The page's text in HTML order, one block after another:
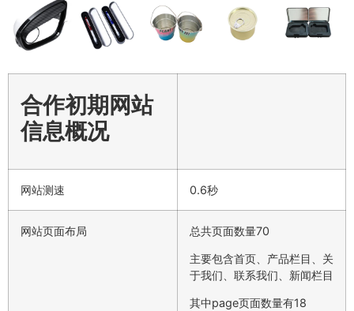
合作初期网站
信息概况
网站测速 0.6秒
网站页面布局 总共页面数量70
主要包含首页、产品栏目、关
于我们、联系我们、新闻栏目
其中page页面数量有18